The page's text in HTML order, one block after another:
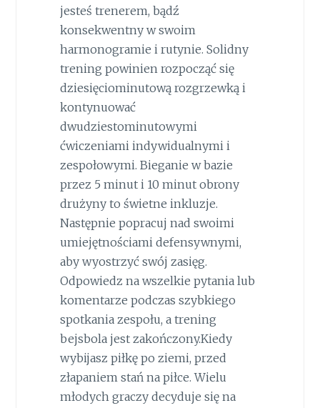
jesteś trenerem, bądź
konsekwentny w swoim
harmonogramie i rutynie. Solidny
trening powinien rozpocząć się
dziesięciominutową rozgrzewką i
kontynuować
dwudziestominutowymi
ćwiczeniami indywidualnymi i
zespołowymi. Bieganie w bazie
przez 5 minut i 10 minut obrony
drużyny to świetne inkluzje.
Następnie popracuj nad swoimi
umiejętnościami defensywnymi,
aby wyostrzyć swój zasięg.
Odpowiedz na wszelkie pytania lub
komentarze podczas szybkiego
spotkania zespołu, a trening
bejsbola jest zakończony.Kiedy
wybijasz piłkę po ziemi, przed
złapaniem stań na piłce. Wielu
młodych graczy decyduje się na